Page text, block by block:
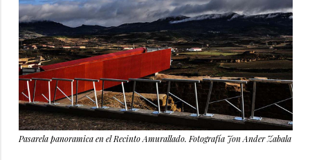
Pasarela panoramica en el Recinto Amurallado. Fotografía Jon Ander Zabala